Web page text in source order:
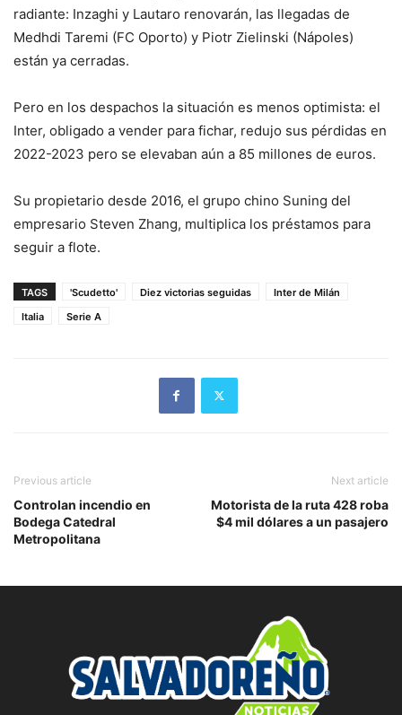
radiante: Inzaghi y Lautaro renovarán, las llegadas de
Medhdi Taremi (FC Oporto) y Piotr Zielinski (Nápoles)
están ya cerradas.
Pero en los despachos la situación es menos optimista: el
Inter, obligado a vender para fichar, redujo sus pérdidas en
2022-2023 pero se elevaban aún a 85 millones de euros.
Su propietario desde 2016, el grupo chino Suning del
empresario Steven Zhang, multiplica los préstamos para
seguir a flote.
TAGS 'Scudetto' Diez victorias seguidas
Inter de Milán
Italia
Serie A
Previous article
Controlan incendio en
Bodega Catedral
Metropolitana
Next article
Motorista de la ruta 428 roba
$4 mil dólares a un pasajero